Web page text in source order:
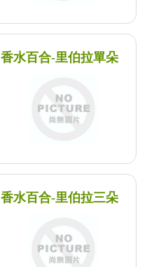
香水百合-里伯拉單朵
香水百合-里伯拉三朵